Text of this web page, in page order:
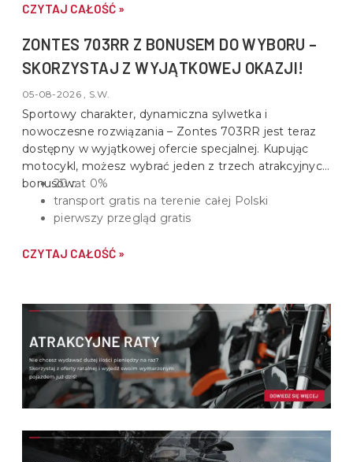
CZYTAJ CAŁOŚĆ »
ZONTES 703RR Z BONUSEM DO WYBORU –
SKORZYSTAJ Z WYJĄTKOWEJ OKAZJI!
05-08-2026 , S.W.
Sportowy charakter, dynamiczna sylwetka i
nowoczesne rozwiązania – Zontes 703RR jest teraz
dostępny w wyjątkowej ofercie specjalnej. Kupując
motocykl, możesz wybrać jeden z trzech atrakcyjnych
bonusów:20 rat 0%
transport gratis na terenie całej Polski
pierwszy przegląd gratis
CZYTAJ CAŁOŚĆ »